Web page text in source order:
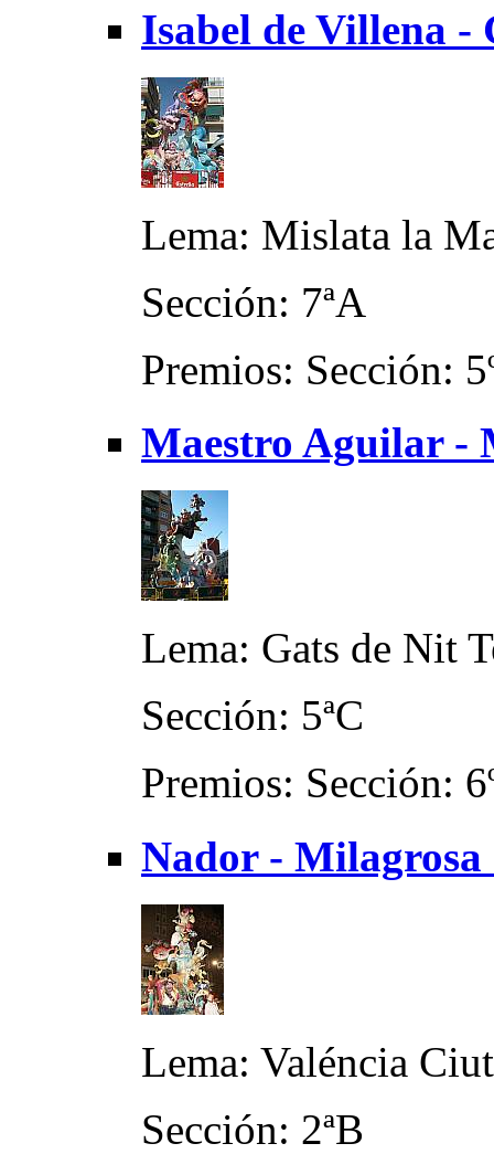
Isabel de Villena -
Lema: Mislata la
Sección: 7ªA
Premios: Sección:
Maestro Aguilar -
Lema: Gats de Nit
Sección: 5ªC
Premios: Sección:
Nador - Milagrosa
Lema: Valéncia
Sección: 2ªB